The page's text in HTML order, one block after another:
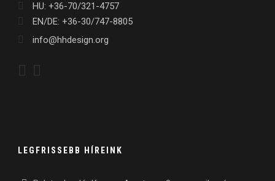
HU: +36-70/321-4757
EN/DE: +36-30/747-8805
info@hhdesign.org
LEGFRISSEBB HÍREINK